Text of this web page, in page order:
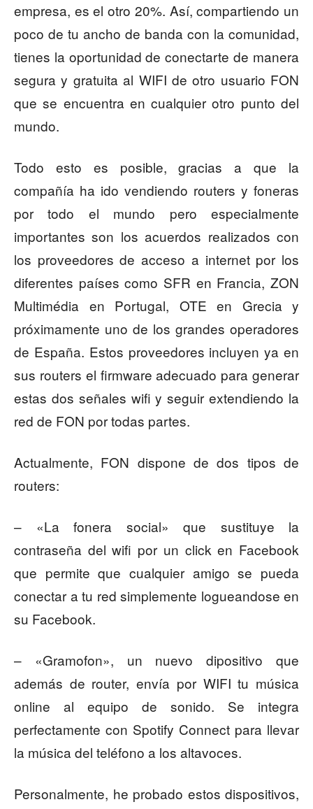
empresa, es el otro 20%. Así, compartiendo un
poco de tu ancho de banda con la comunidad,
tienes la oportunidad de conectarte de manera
segura y gratuita al WIFI de otro usuario FON
que se encuentra en cualquier otro punto del
mundo.
Todo esto es posible, gracias a que la
compañía ha ido vendiendo routers y foneras
por todo el mundo pero especialmente
importantes son los acuerdos realizados con
los proveedores de acceso a internet por los
diferentes países como SFR en Francia, ZON
Multimédia en Portugal, OTE en Grecia y
próximamente uno de los grandes operadores
de España. Estos proveedores incluyen ya en
sus routers el firmware adecuado para generar
estas dos señales wifi y seguir extendiendo la
red de FON por todas partes.
Actualmente, FON dispone de dos tipos de
routers:
– «La fonera social» que sustituye la
contraseña del wifi por un click en Facebook
que permite que cualquier amigo se pueda
conectar a tu red simplemente logueandose en
su Facebook.
– «Gramofon», un nuevo dipositivo que
además de router, envía por WIFI tu música
online al equipo de sonido. Se integra
perfectamente con Spotify Connect para llevar
la música del teléfono a los altavoces.
Personalmente, he probado estos dispositivos,